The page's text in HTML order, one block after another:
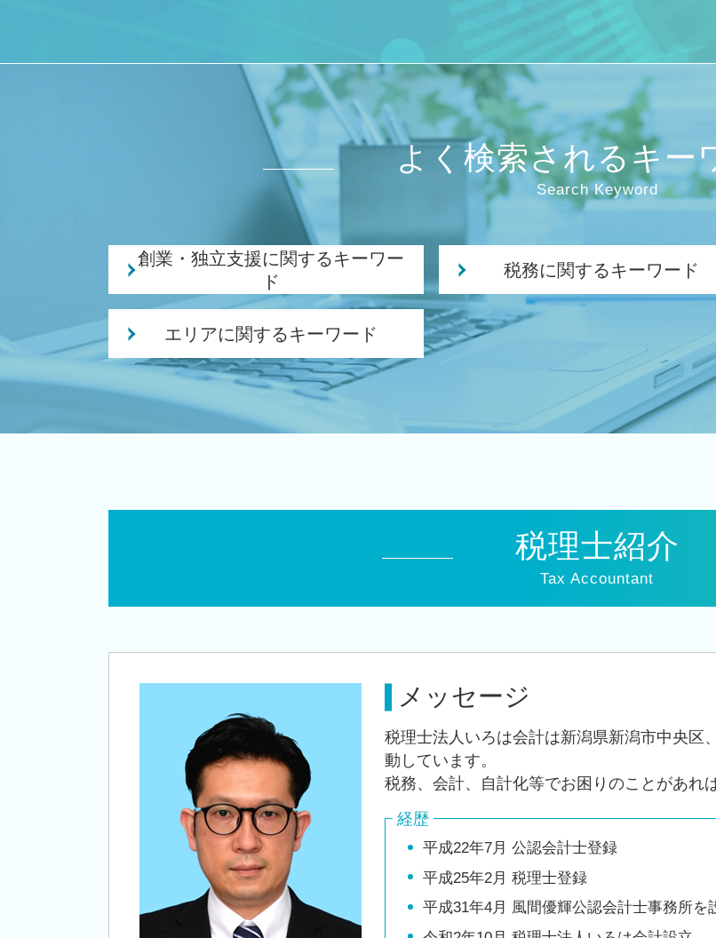
よく検索されるキー
Search Keyword
創業・独立支援に関するキーワー
ド
個人事業主 法人成り
創業融資 必要 書類
起業 資金 計画
起業 必要 資金
独立支援 税理士
補助金 事業計画
個人事業主 法人化 デメリット
創業 融資 税理士
企業 経営計画
税務に関するキーワード
法人税 申告 決算書
税務 コンサルティング
相続時精算課税制度 デメリット
税務 確定申告
税務署 修正申告
決算 提出 書類
税理士 経営
追徴課税 個人
法人税 申告 提出書類
法人 税金 対策
決算業務
エリアに関するキーワード
創業支援 税理士 相談 江南区
会社設立 税理士 相談 聖籠町
税務顧問 税理士 相談 燕市
相続 税理士 相談 白山駅
相続 税理士 相談 新発田市
会社設立 税理士 相談 燕市
会社設立 税理士 相談 新津駅
税務顧問 税理士 相談 長岡市
創業支援 税理士 相談 阿賀野市
税務顧問 税理士 相談 新潟市東区
税理士紹介
Tax Accountant
メッセージ
税理士法人いろは会計は新潟県新潟市中央区
動しています。
税務、会計、自計化等でお困りのことがあれ
経歴
平成22年7月 公認会計士登録
平成25年2月 税理士登録
平成31年4月 風間優輝公認会計士事務所を